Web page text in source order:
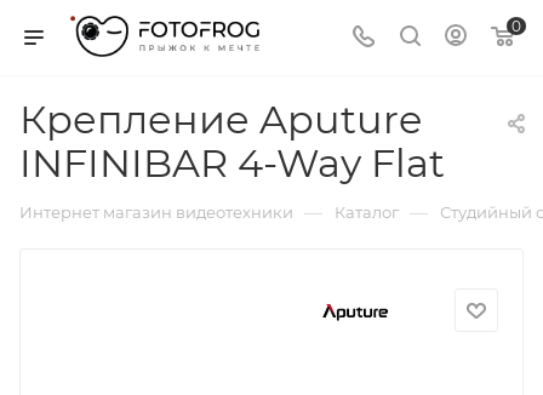
0
Крепление Aputure
INFINIBAR 4-Way Flat
Интернет магазин видеотехники — Каталог — Студийный